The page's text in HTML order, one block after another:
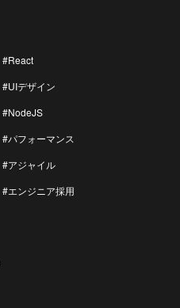
#React
#UIデザイン
#NodeJS
#パフォーマンス
#アジャイル
#エンジニア採用